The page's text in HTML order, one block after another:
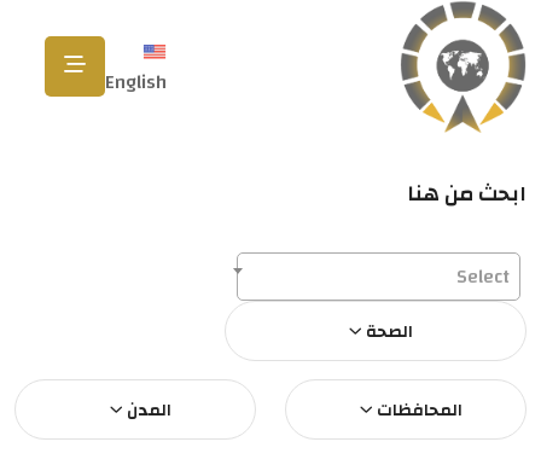
English
ابحث من هنا
Select
الصحة
المحافظات المدن